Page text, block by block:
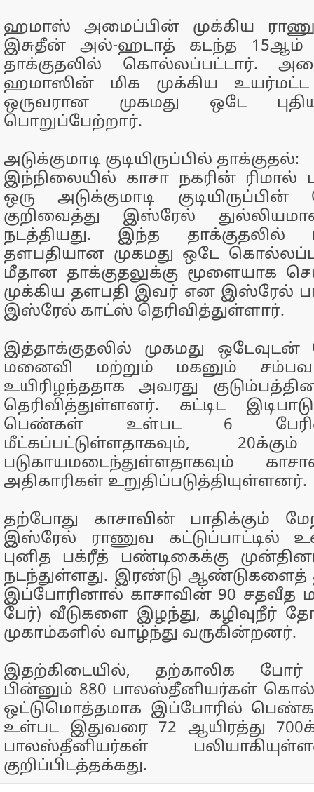
ஹமாஸ் அமைப்பின் முக்கிய
இசுதீன் அல்-ஹடாத் கடந்த 15ஆம்
தாக்குதலில் கொல்லப்பட்டார்.
ஹமாஸின் மிக முக்கிய
ஒருவரான முகமது ஒடே
பொறுப்பேற்றார்.
அடுக்குமாடி குடியிருப்பில் தாக்குதல்:
இந்நிலையில் காசா நகரின் ரிமால்
ஒரு அடுக்குமாடி
குறிவைத்து இஸ்ரேல்
நடத்தியது. இந்த தாக்குதலில்
தளபதியான முகமது ஒடே
மீதான தாக்குதலுக்கு மூளையாக
முக்கிய தளபதி இவர் என இஸ்ரேல்
இஸ்ரேல் காட்ஸ் தெரிவித்துள்ளார்.
இத்தாக்குதலில் முகமது ஒடேவுடன்
மனைவி மற்றும் மகனும் சம்பவ
உயிரிழந்ததாக அவரது
தெரிவித்துள்ளனர். கட்டிட
பெண்கள் உள்பட 6
மீட்கப்பட்டுள்ளதாகவும்,
படுகாயமடைந்துள்ளதாகவும்
அதிகாரிகள் உறுதிப்படுத்தியுள்ளனர்.
தற்போது காசாவின் பாதிக்கும்
இஸ்ரேல் ராணுவ கட்டுப்பாட்டில்
புனித பக்ரீத் பண்டிகைக்கு
நடந்துள்ளது. இரண்டு ஆண்டுகளைத்
இப்போரினால் காசாவின் 90 சதவீத
பேர்) வீடுகளை இழந்து, கழிவுநீர்
முகாம்களில் வாழ்ந்து வருகின்றனர்.
இதற்கிடையில், தற்காலிக போர்
பின்னும் 880 பாலஸ்தீனியர்கள்
ஒட்டுமொத்தமாக இப்போரில்
உள்பட இதுவரை 72 ஆயிரத்து
பாலஸ்தீனியர்கள்
குறிப்பிடத்தக்கது.